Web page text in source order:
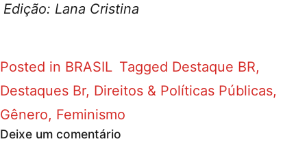
Edição: Lana Cristina
Posted in BRASIL Tagged Destaque BR,
Destaques Br, Direitos & Políticas Públicas,
Gênero, Feminismo
Deixe um comentário